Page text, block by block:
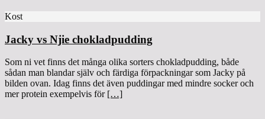
Kost
Jacky vs Njie chokladpudding
Som ni vet finns det många olika sorters chokladpudding, både
sådan man blandar själv och färdiga förpackningar som Jacky på
bilden ovan. Idag finns det även puddingar med mindre socker och
mer protein exempelvis för […]